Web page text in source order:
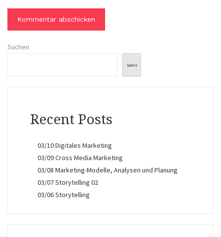
Suchen
Suchen
Recent Posts
03/10 Digitales Marketing
03/09 Cross Media Marketing
03/08 Marketing-Modelle, Analysen und Planung
03/07 Storytelling 02
03/06 Storytelling